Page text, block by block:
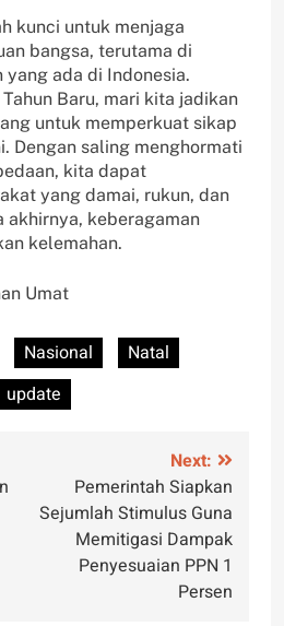
kunci untuk menjaga
bangsa, terutama di
ada di Indonesia.
Baru, mari kita jadikan
untuk memperkuat sikap
Dengan saling menghormati
kita dapat
yang damai, rukun, dan
akhirnya, keberagaman
kelemahan.
Umat
Nasional
Natal
update
Next:
Pemerintah Siapkan
Sejumlah Stimulus Guna
Memitigasi Dampak
Penyesuaian PPN 1
Persen